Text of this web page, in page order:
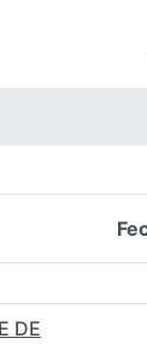
DE